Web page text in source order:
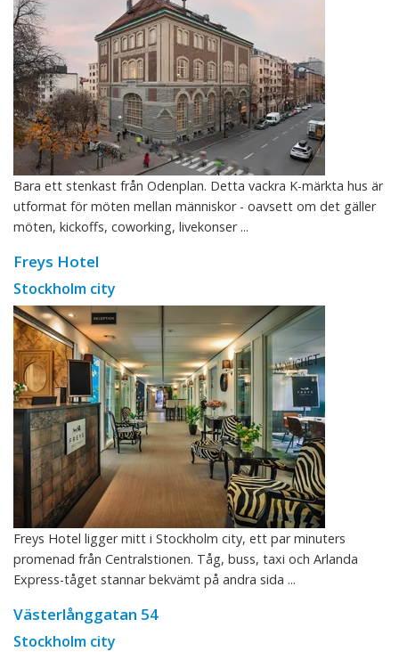
Bara ett stenkast från Odenplan. Detta vackra K-märkta hus är
utformat för möten mellan människor - oavsett om det gäller
möten, kickoffs, coworking, livekonser ...
Freys Hotel
Stockholm city
Freys Hotel ligger mitt i Stockholm city, ett par minuters
promenad från Centralstionen. Tåg, buss, taxi och Arlanda
Express-tåget stannar bekvämt på andra sida ...
Västerlånggatan 54
Stockholm city